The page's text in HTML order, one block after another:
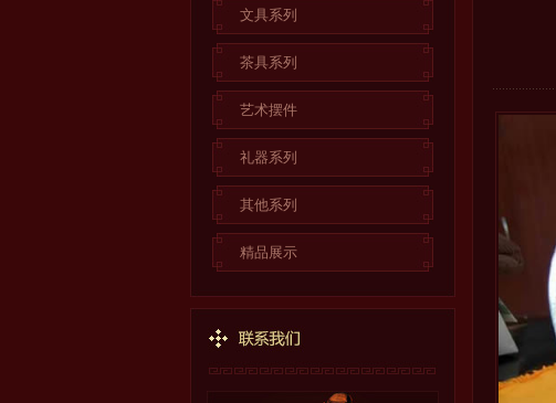
文具系列
茶具系列
艺术摆件
礼器系列
其他系列
精品展示